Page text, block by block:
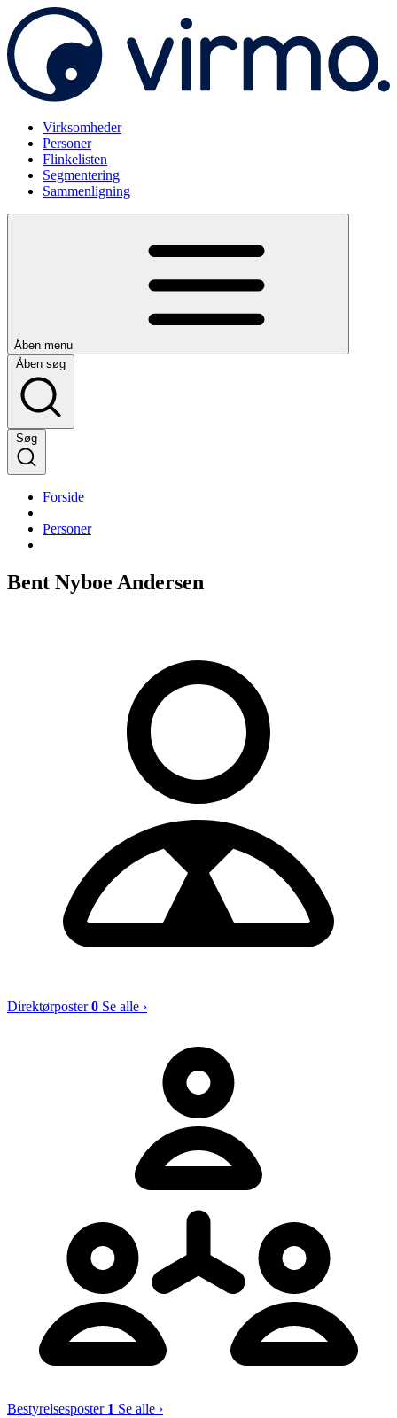
Virksomheder
Personer
Flinkelisten
Segmentering
Sammenligning
Åben menu
Åben søg
Søg
Forside
Personer
Bent Nyboe Andersen
Direktørposter0 Se alle ›
Bestyrelsesposter 1 Se alle ›